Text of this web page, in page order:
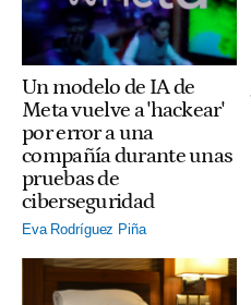
Un modelo de IA de
Meta vuelve a 'hackear'
por error a una
compañía durante unas
pruebas de
ciberseguridad
Eva Rodríguez Piña